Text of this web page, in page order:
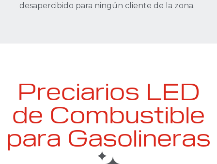
desapercibido para ningún cliente de la zona.
Preciarios LED
de Combustible
para Gasolineras